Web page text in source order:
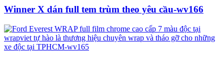
Winner X dán full tem trùm theo yêu cầu-wv166